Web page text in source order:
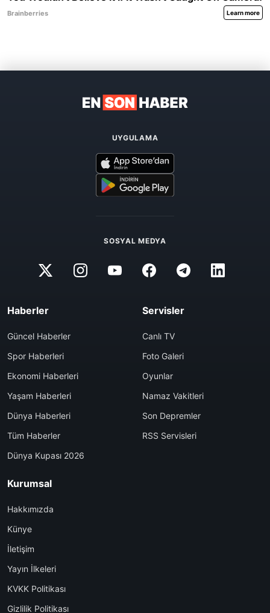
UYGULAMA
SOSYAL MEDYA
Haberler
Güncel Haberler
Spor Haberleri
Ekonomi Haberleri
Yaşam Haberleri
Dünya Haberleri
Tüm Haberler
Dünya Kupası 2026
Servisler
Canlı TV
Foto Galeri
Oyunlar
Namaz Vakitleri
Son Depremler
RSS Servisleri
Kurumsal
Hakkımızda
Künye
İletişim
Yayın İlkeleri
KVKK Politikası
Gizlilik Politikası